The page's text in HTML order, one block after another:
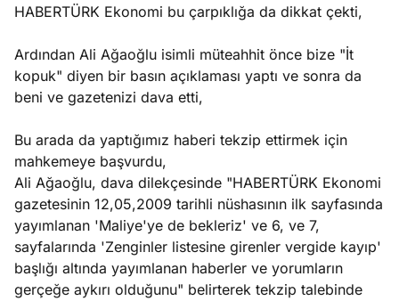
HABERTÜRK Ekonomi bu çarpıklığa da dikkat çekti,
Ardından Ali Ağaoğlu isimli müteahhit önce bize "İt
kopuk" diyen bir basın açıklaması yaptı ve sonra da
beni ve gazetenizi dava etti,
Bu arada da yaptığımız haberi tekzip ettirmek için
mahkemeye başvurdu,
Ali Ağaoğlu, dava dilekçesinde "HABERTÜRK Ekonomi
gazetesinin 12,05,2009 tarihli nüshasının ilk sayfasında
yayımlanan 'Maliye'ye de bekleriz' ve 6, ve 7,
sayfalarında 'Zenginler listesine girenler vergide kayıp'
başlığı altında yayımlanan haberler ve yorumların
gerçeğe aykırı olduğunu" belirterek tekzip talebinde